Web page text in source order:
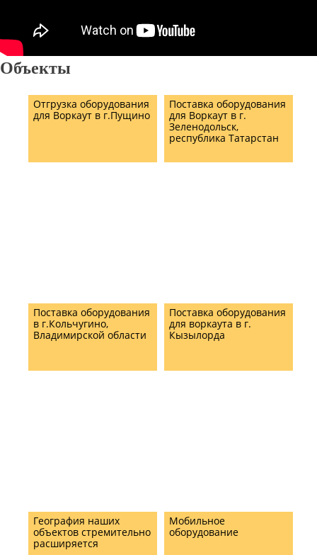
Объекты
Отгрузка оборудования
для Воркаут в г.Пущино
Поставка оборудования
для Воркаут в г.
Зеленодольск,
республика Татарстан
Поставка оборудования
в г.Кольчугино,
Владимирской области
Поставка оборудования
для воркаута в г.
Кызылорда
География наших
объектов стремительно
расширяется
Мобильное
оборудование